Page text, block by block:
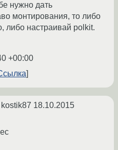
нужно дать
монтирования, то либо
либо настраивай polkit.
+00:00
kostik87 18.10.2015